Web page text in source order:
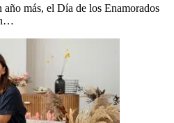
más, el Día de los Enamorados